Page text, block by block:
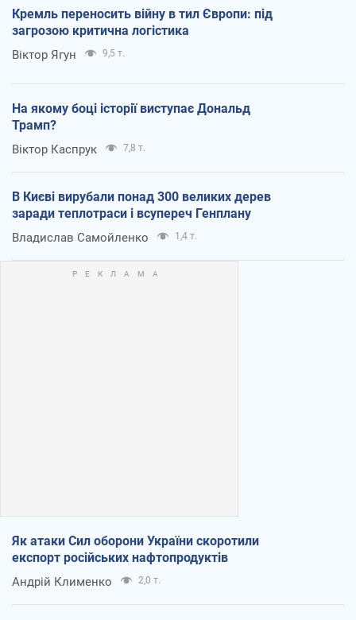
Кремль переносить війну в тил Європи: під
загрозою критична логістика
Віктор Ягун 9,5 т.
На якому боці історії виступає Дональд
Трамп?
Віктор Каспрук 7,8 т.
В Києві вирубали понад 300 великих дерев
заради теплотраси і всупереч Генплану
Владислав Самойленко 1,4 т.
Як атаки Сил оборони України скоротили
експорт російських нафтопродуктів
Андрій Клименко 2,0 т.